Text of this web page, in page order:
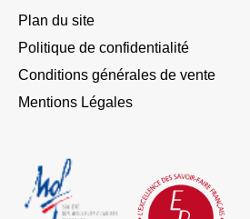
Plan du site
Politique de confidentialité
Conditions générales de vente
Mentions Légales